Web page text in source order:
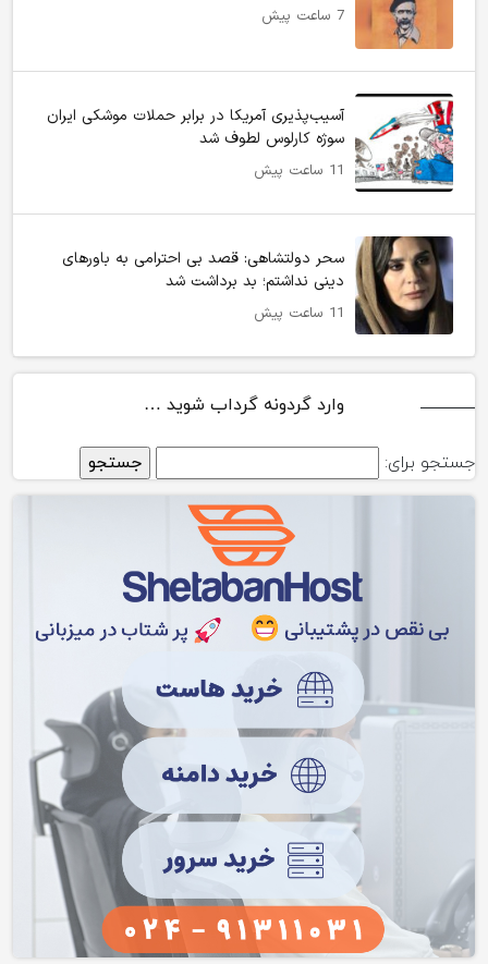
7 ساعت پیش
آسیب‌پذیری آمریکا در برابر حملات موشکی ایران
سوژه کارلوس لطوف شد
11 ساعت پیش
سحر دولتشاهی: قصد بی احترامی به باورهای
دینی نداشتم؛ بد برداشت شد
11 ساعت پیش
وارد گردونه گرداب شوید …
جستجو برای: